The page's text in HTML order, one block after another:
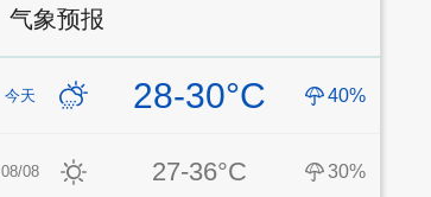
气象预报
今天 28-30°C 40%
08/08 27-36°C 30%